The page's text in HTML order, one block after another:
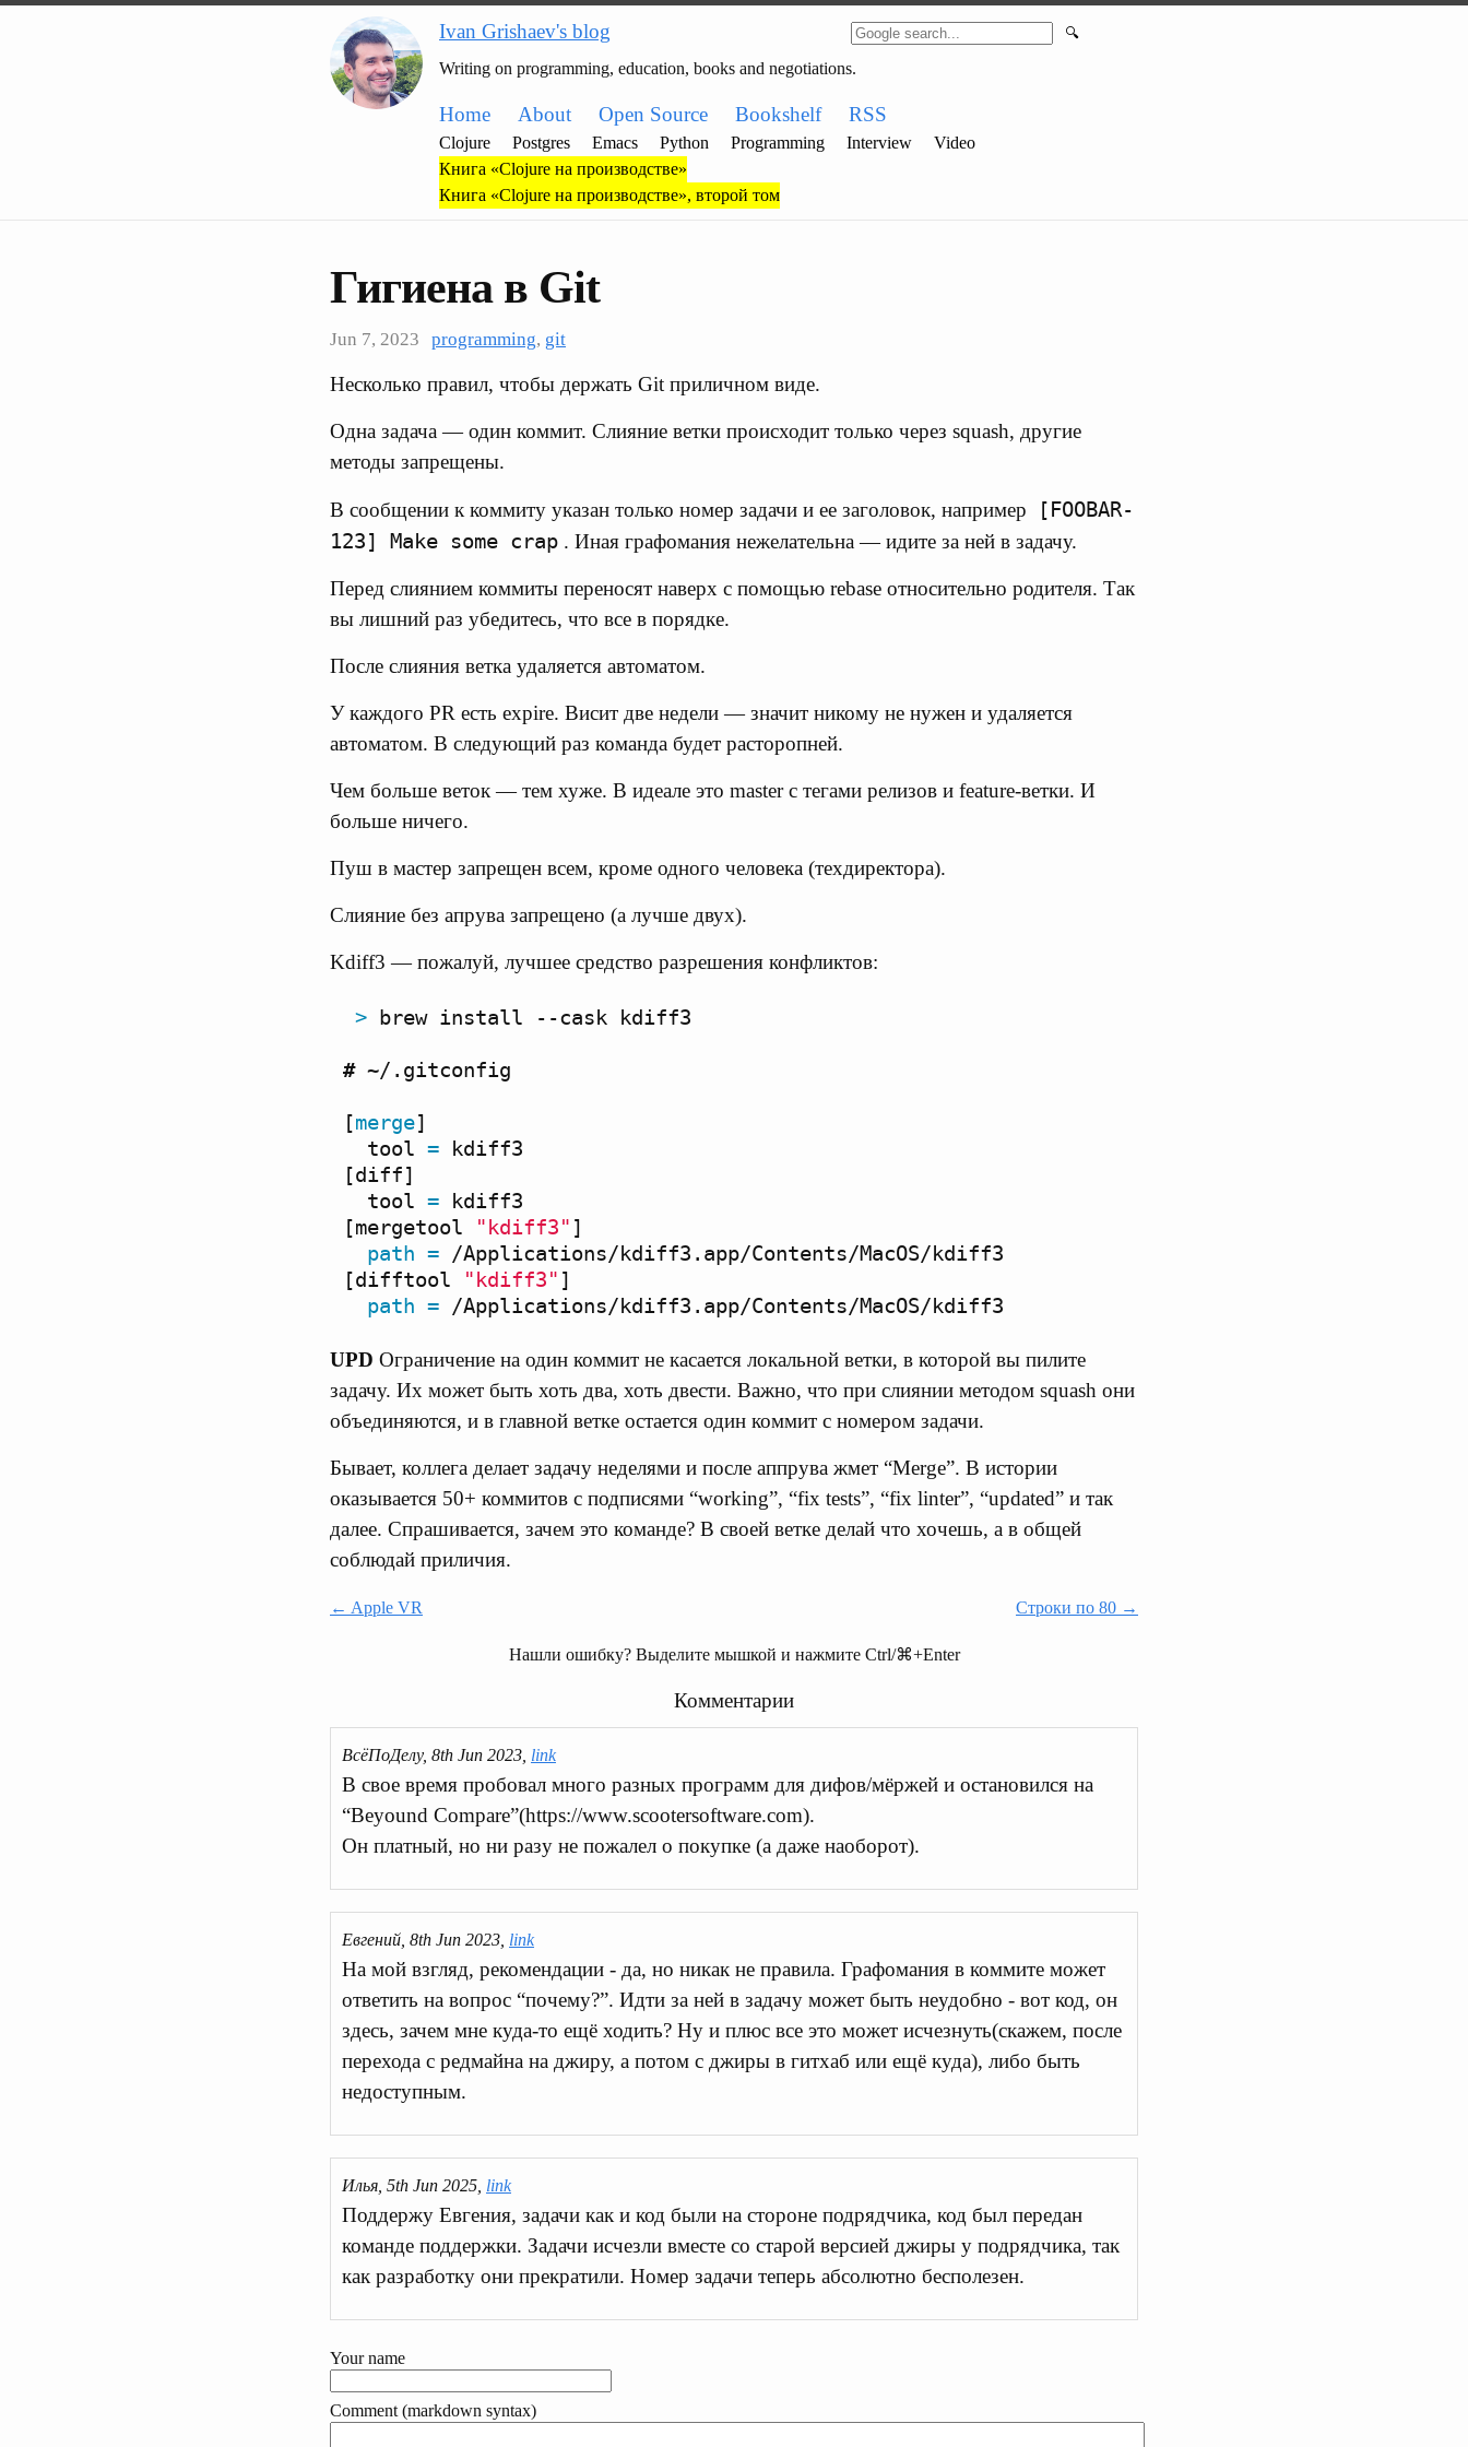
Ivan Grishaev's blog 🔍
Writing on programming, education, books and negotiations.
Home About Open Source Bookshelf RSS
Clojure Postgres Emacs Python Programming Interview
Video
Книга «Clojure на производстве»
Книга «Clojure на производстве», второй том
Гигиена в Git
Jun 7, 2023 programming, git
Несколько правил, чтобы держать Git приличном виде.
Одна задача — один коммит. Слияние ветки происходит только через squash, другие
методы запрещены.
В сообщении к коммиту указан только номер задачи и ее заголовок, например
[FOOBAR-
123] Make some crap . Иная графомания нежелательна — идите за ней в задачу.
Перед слиянием коммиты переносят наверх с помощью rebase относительно родителя. Так
вы лишний раз убедитесь, что все в порядке.
После слияния ветка удаляется автоматом.
У каждого PR есть expire. Висит две недели — значит никому не нужен и удаляется
автоматом. В следующий раз команда будет расторопней.
Чем больше веток — тем хуже. В идеале это master с тегами релизов и feature-ветки. И
больше ничего.
Пуш в мастер запрещен всем, кроме одного человека (техдиректора).
Слияние без апрува запрещено (а лучше двух).
Kdiff3 — пожалуй, лучшее средство разрешения конфликтов:
> brew install --cask kdiff3
# ~/.gitconfig
[merge]
tool = kdiff3
[diff]
tool = kdiff3
[mergetool "kdiff3" ]
path = /Applications/kdiff3.app/Contents/MacOS/kdiff3
[difftool "kdiff3" ]
path = /Applications/kdiff3.app/Contents/MacOS/kdiff3
UPD Ограничение на один коммит не касается локальной ветки, в которой вы пилите
задачу. Их может быть хоть два, хоть двести. Важно, что при слиянии методом squash они
объединяются, и в главной ветке остается один коммит с номером задачи.
Бывает, коллега делает задачу неделями и после аппрува жмет “Merge”. В истории
оказывается 50+ коммитов с подписями “working”, “fix tests”, “fix linter”, “updated” и так
далее. Спрашивается, зачем это команде? В своей ветке делай что хочешь, а в общей
соблюдай приличия.
← Apple VR Строки по 80 →
Нашли ошибку? Выделите мышкой и нажмите Ctrl/⌘+Enter
Комментарии
ВсёПоДелу, 8th Jun 2023, link
В свое время пробовал много разных программ для дифов/мёржей и остановился на
“Beyound Compare”(https://www.scootersoftware.com).
Он платный, но ни разу не пожалел о покупке (а даже наоборот).
Евгений, 8th Jun 2023, link
На мой взгляд, рекомендации - да, но никак не правила. Графомания в коммите может
ответить на вопрос “почему?”. Идти за ней в задачу может быть неудобно - вот код, он
здесь, зачем мне куда-то ещё ходить? Ну и плюс все это может исчезнуть(скажем, после
перехода с редмайна на джиру, а потом с джиры в гитхаб или ещё куда), либо быть
недоступным.
Илья, 5th Jun 2025, link
Поддержу Евгения, задачи как и код были на стороне подрядчика, код был передан
команде поддержки. Задачи исчезли вместе со старой версией джиры у подрядчика, так
как разработку они прекратили. Номер задачи теперь абсолютно бесполезен.
Your name
Comment (markdown syntax)